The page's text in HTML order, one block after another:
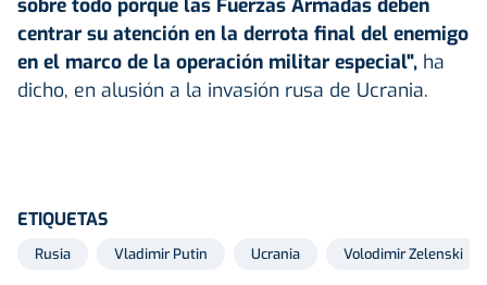
centrar su atención en la derrota final del enemigo
en el marco de la operación militar especial", ha
dicho, en alusión a la invasión rusa de Ucrania.
ETIQUETAS
Rusia Vladimir Putin Ucrania Volodimir Zelenski